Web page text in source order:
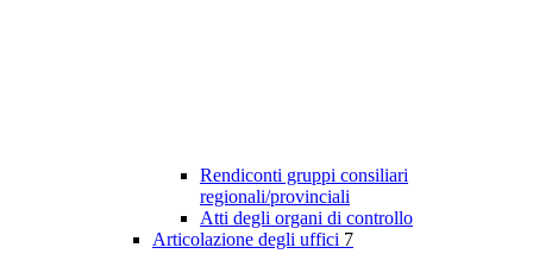
Rendiconti gruppi consiliari
regionali/provinciali
Atti degli organi di controllo
Articolazione degli uffici 7